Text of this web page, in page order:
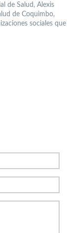
de Salud, Alexis
de Coquimbo,
sociales que